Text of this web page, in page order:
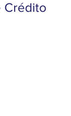
Crédito